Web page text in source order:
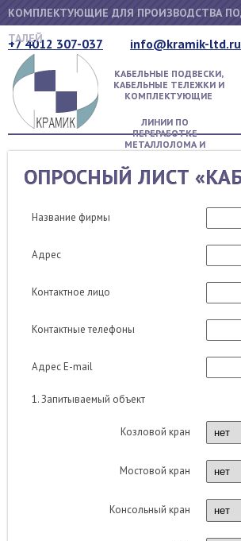
КОМПЛЕКТУЮЩИЕ ДЛЯ ПРОИЗВОДСТВА
ТАЛЕЙ
+7 4012 307-037 info@kramik-ltd.ru
КАБЕЛЬНЫЕ ПОДВЕСКИ,
КАБЕЛЬНЫЕ ТЕЛЕЖКИ И
КОМПЛЕКТУЮЩИЕ
ЛИНИИ ПО
ПЕРЕРАБОТКЕ
МЕТАЛЛОЛОМА И
ОПРОСНЫЙ ЛИСТ
Название фирмы
Адрес
Контактное лицо
Контактные телефоны
Адрес E-mail
1. Запитываемый объект
Козловой кран
Мостовой кран
Консольный кран